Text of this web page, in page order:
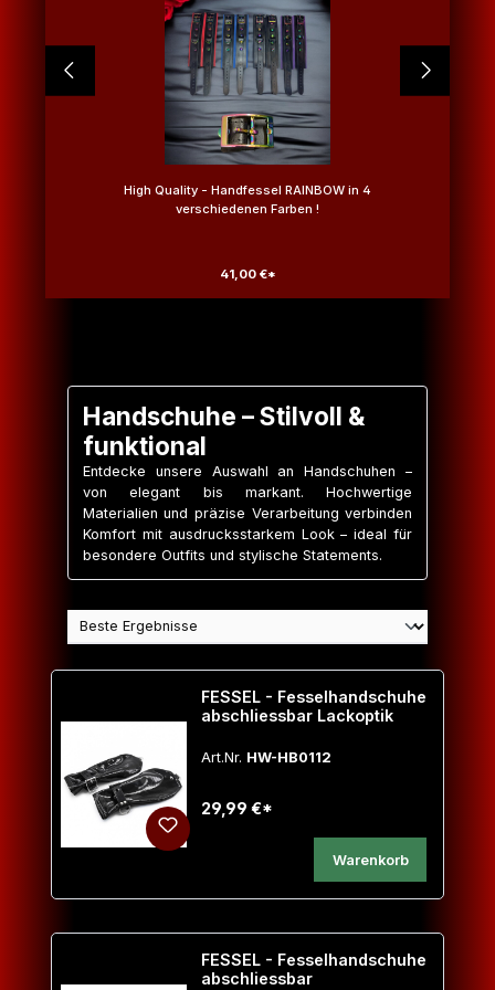
High Quality - Handfessel RAINBOW in 4
verschiedenen Farben !
41,00 €*
Handschuhe – Stilvoll &
funktional
Entdecke unsere Auswahl an Handschuhen –
von elegant bis markant. Hochwertige
Materialien und präzise Verarbeitung verbinden
Komfort mit ausdrucksstarkem Look – ideal für
besondere Outfits und stylische Statements.
FESSEL - Fesselhandschuhe
abschliessbar Lackoptik
Art.Nr. HW-HB0112
29,99 €*
Warenkorb
FESSEL - Fesselhandschuhe
abschliessbar